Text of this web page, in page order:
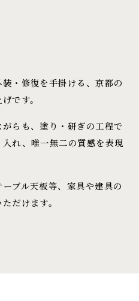
・修復を手掛ける、京都の
です。
らも、塗り・研ぎの工程で
れ、唯一無二の質感を表現
ブル天板等、家具や建具の
だけます。